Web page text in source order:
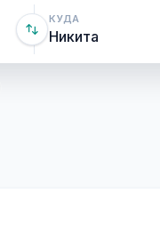
КУДА